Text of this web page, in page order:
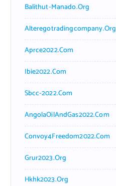
Balithut-Manado.org
Alteregotradingcompany.org
Aprce2022.com
Ibie2022.com
Sbcc-2022.com
AngolaOilAndGas2022.com
Convoy4Freedom2022.com
Grur2023.org
Hkhk2023.org